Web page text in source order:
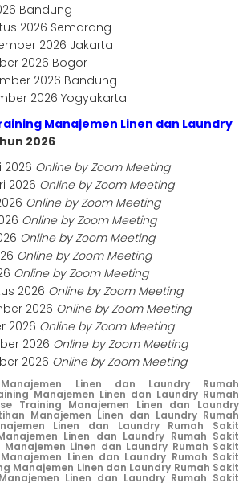
Bandung
2026 Semarang
2026 Jakarta
2026 Bogor
2026 Bandung
2026 Yogyakarta
Manajemen Linen dan Laundry
2026
2026 Online by Zoom Meeting
2026 Online by Zoom Meeting
Online by Zoom Meeting
Online by Zoom Meeting
Online by Zoom Meeting
Online by Zoom Meeting
Online by Zoom Meeting
2026 Online by Zoom Meeting
2026 Online by Zoom Meeting
2026 Online by Zoom Meeting
2026 Online by Zoom Meeting
2026 Online by Zoom Meeting
Linen dan Laundry Rumah
Manajemen Linen dan Laundry Rumah
Training Manajemen Linen dan Laundry
Manajemen Linen dan Laundry Rumah
Linen dan Laundry Rumah Sakit
Linen dan Laundry Rumah Sakit
Manajemen Linen dan Laundry Rumah Sakit
Linen dan Laundry Rumah Sakit
Manajemen Linen dan Laundry Rumah Sakit
Linen dan Laundry Rumah Sakit